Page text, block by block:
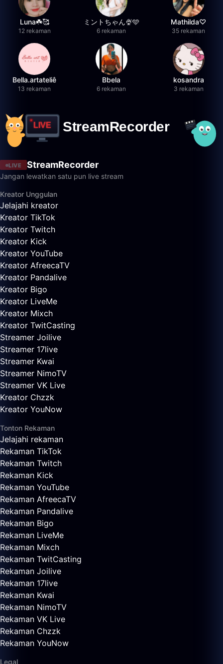
Luna☘️🥰
12 rekaman
ミントちゃん🍨🩵
6 rekaman
Mathilda♡︎
35 rekaman
Bella.artateliê
13 rekaman
Bbela
6 rekaman
kosandra
3 rekaman
LIVE StreamRecorder
Jangan lewatkan satu pun live stream
Kreator Unggulan
Jelajahi kreator
Kreator TikTok
Kreator Twitch
Kreator Kick
Kreator YouTube
Kreator AfreecaTV
Kreator Pandalive
Kreator Bigo
Kreator LiveMe
Kreator Mixch
Kreator TwitCasting
Streamer Joilive
Streamer 17live
Streamer Kwai
Streamer NimoTV
Streamer VK Live
Kreator Chzzk
Kreator YouNow
Tonton Rekaman
Jelajahi rekaman
Rekaman TikTok
Rekaman Twitch
Rekaman Kick
Rekaman YouTube
Rekaman AfreecaTV
Rekaman Pandalive
Rekaman Bigo
Rekaman LiveMe
Rekaman Mixch
Rekaman TwitCasting
Rekaman Joilive
Rekaman 17live
Rekaman Kwai
Rekaman NimoTV
Rekaman VK Live
Rekaman Chzzk
Rekaman YouNow
Legal